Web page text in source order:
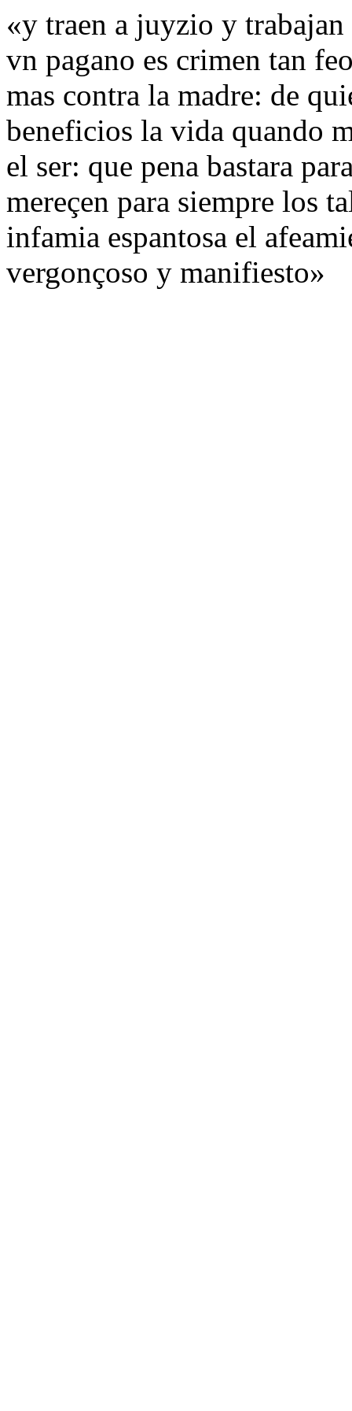
«y traen a juyzio y
vn pagano es crimen tan
mas contra la madre: de
beneficios la vida quando
el ser: que pena bastara
mereçen para siempre los
infamia espantosa el
vergonçoso y manifiesto»